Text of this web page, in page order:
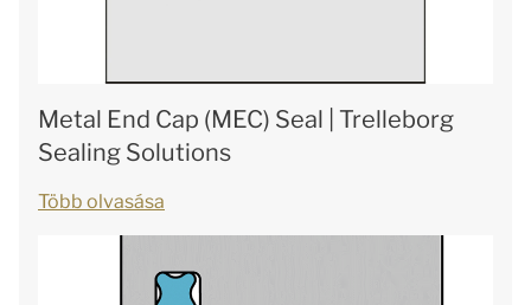
Metal End Cap (MEC) Seal | Trelleborg
Sealing Solutions
Több olvasása